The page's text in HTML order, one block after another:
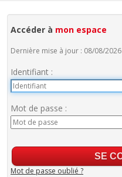
Accéder à mon espace
Dernière mise à jour : 08/08/2026
Identifiant :
Mot de passe :
Mot de passe oublié ?